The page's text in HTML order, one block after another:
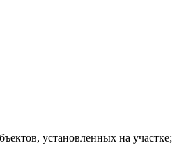
установленных на участке;